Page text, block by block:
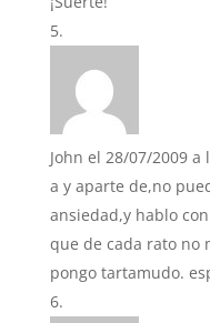
John el 28/07/2009 a
a y aparte de,no
ansiedad,y hablo
que de cada rato no
pongo tartamudo.